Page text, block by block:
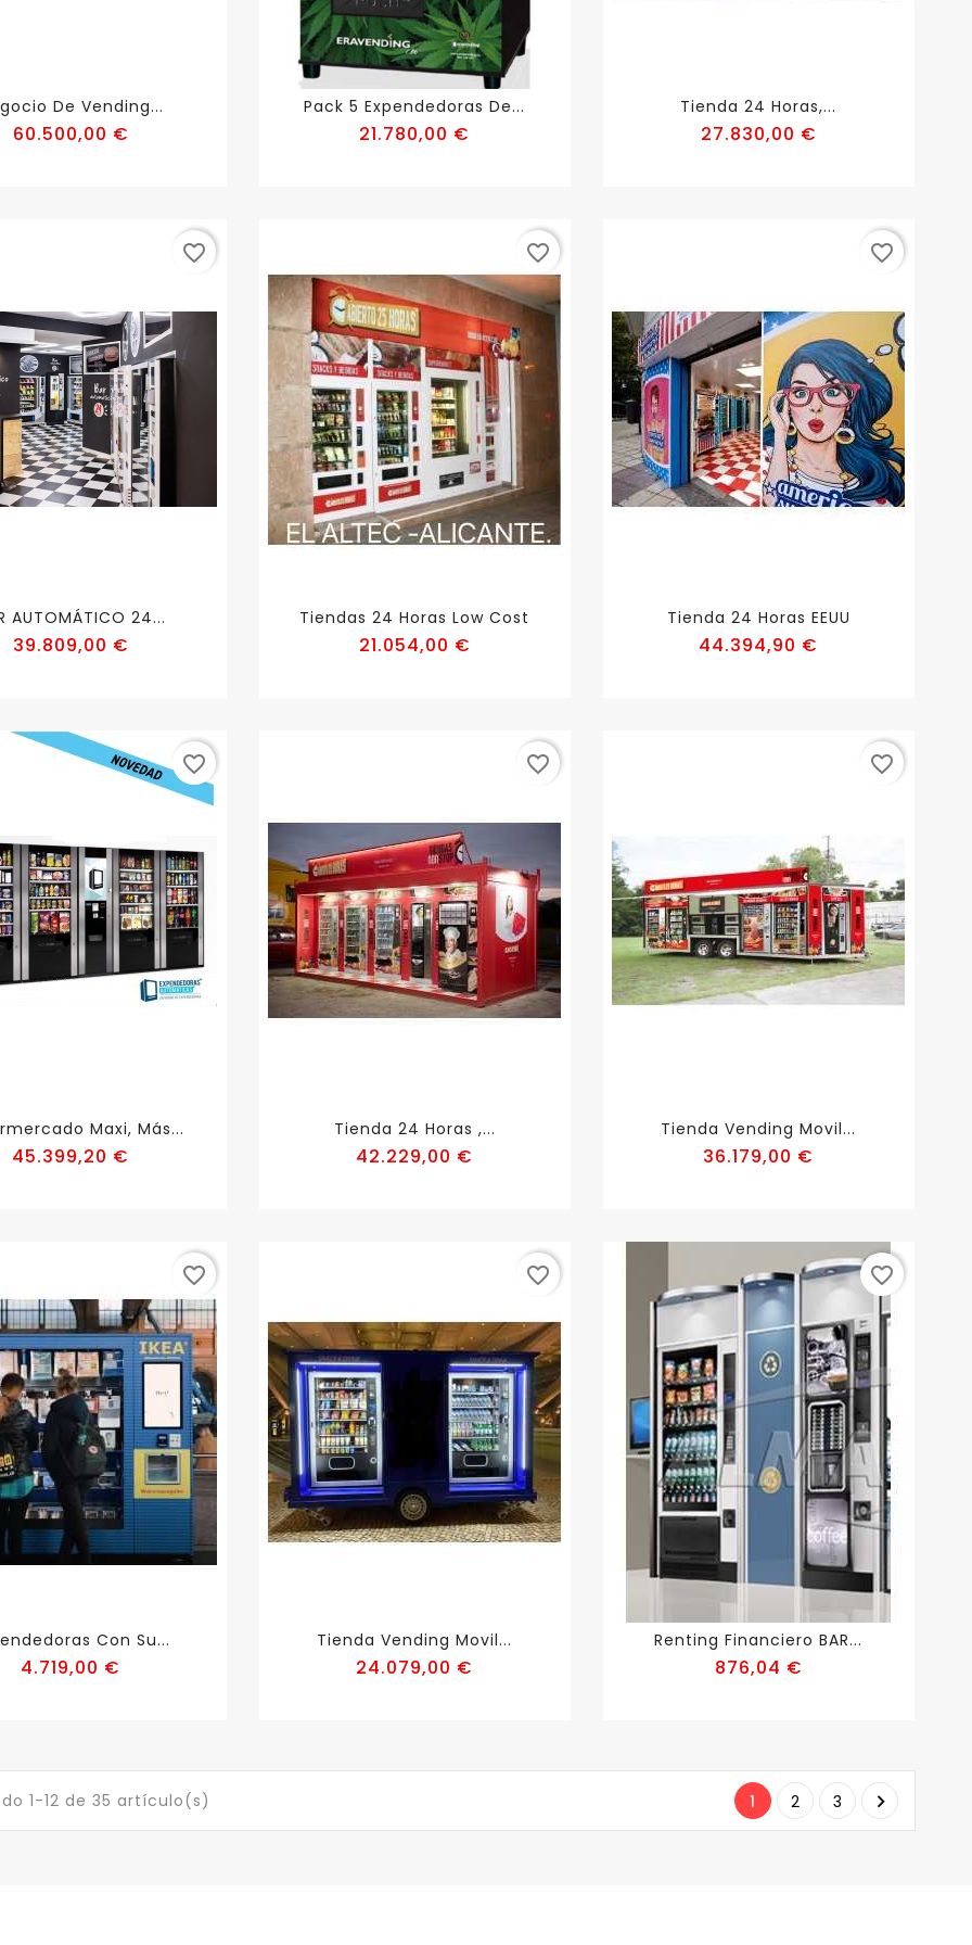
De Vending...
60.500,00 €
Pack 5 Expendedoras De...
21.780,00 €
Tienda 24 Horas,...
27.830,00 €
AUTOMÁTICO 24...
39.809,00 €
favorite_border
Tiendas 24 Horas Low Cost
21.054,00 €
favorite_border
Tienda 24 Horas EEUU
44.394,90 €
favorite_border
Maxi, Más...
45.399,20 €
favorite_border
Tienda 24 Horas ,...
42.229,00 €
favorite_border
Tienda Vending Movil...
36.179,00 €
favorite_border
Con Su...
4.719,00 €
favorite_border
Tienda Vending Movil...
24.079,00 €
favorite_border
Renting Financiero BAR...
876,04 €
favorite_border
1-12 de 35 artículo(s) 1 2 3 